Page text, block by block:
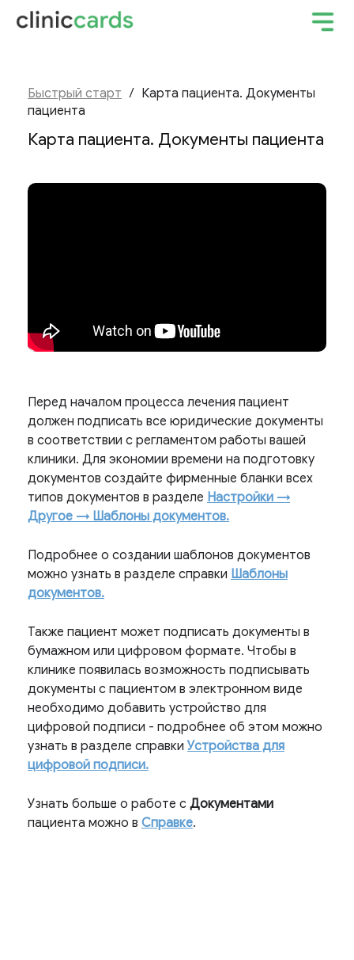
Быстрый старт / Карта пациента. Документы
пациента
Карта пациента. Документы пациента
Перед началом процесса лечения пациент
должен подписать все юридические документы
в соответствии с регламентом работы вашей
клиники. Для экономии времени на подготовку
документов создайте фирменные бланки всех
типов документов в разделе Настройки →
Другое → Шаблоны документов.
Подробнее о создании шаблонов документов
можно узнать в разделе справки Шаблоны
документов.
Также пациент может подписать документы в
бумажном или цифровом формате. Чтобы в
клинике появилась возможность подписывать
документы с пациентом в электронном виде
необходимо добавить устройство для
цифровой подписи - подробнее об этом можно
узнать в разделе справкиУстройства для
цифровой подписи.
Узнать больше о работе с Документами
пациента можно в Справке.